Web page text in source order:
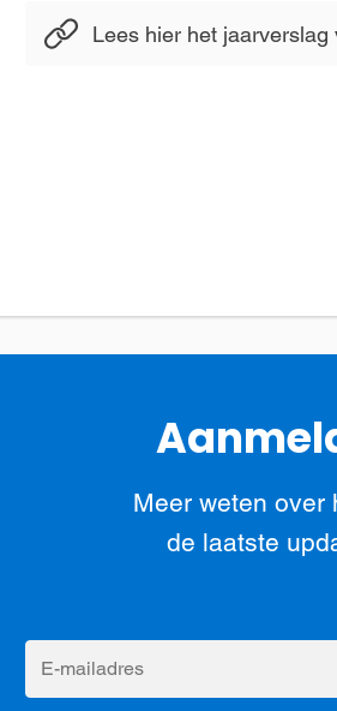
Lees hier het jaarverslag
Meer weten over
de laatste
E-
mailadres